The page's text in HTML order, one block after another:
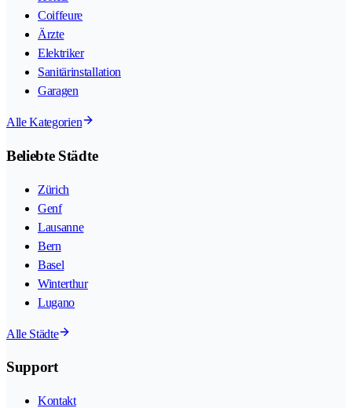
Coiffeure
Ärzte
Elektriker
Sanitärinstallation
Garagen
Alle Kategorien
Beliebte Städte
Zürich
Genf
Lausanne
Bern
Basel
Winterthur
Lugano
Alle Städte
Support
Kontakt